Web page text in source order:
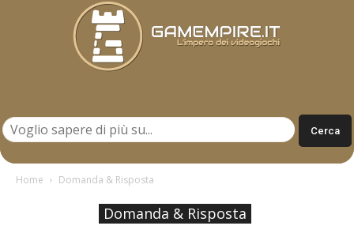
Home Domanda & Risposta
Domanda & Risposta